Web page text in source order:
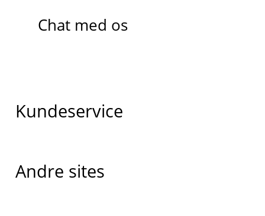
Chat med os
Kundeservice
Andre sites